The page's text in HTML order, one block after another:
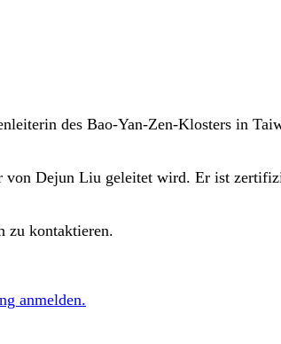
des Bao-Yan-Zen-Klosters in
Dejun Liu geleitet wird. Er ist
zu kontaktieren.
anmelden.